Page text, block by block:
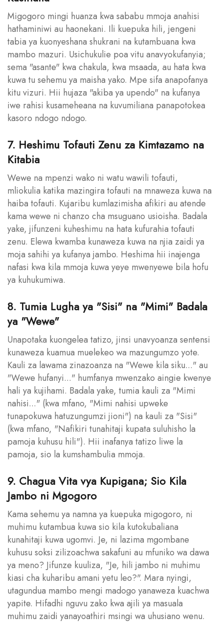
Migogoro mingi huanza kwa sababu mmoja anahisi
hathaminiwi au haonekani. Ili kuepuka hili, jengeni
tabia ya kuonyeshana shukrani na kutambuana kwa
mambo mazuri. Usichukulie poa vitu anavyokufanyia;
sema "asante" kwa chakula, kwa msaada, au hata kwa
kuwa tu sehemu ya maisha yako. Mpe sifa anapofanya
kitu vizuri. Hii hujaza "akiba ya upendo" na kufanya
iwe rahisi kusameheana na kuvumiliana panapotokea
kasoro ndogo ndogo.
7. Heshimu Tofauti Zenu za Kimtazamo na
Kitabia
Wewe na mpenzi wako ni watu wawili tofauti,
mliokulia katika mazingira tofauti na mnaweza kuwa na
haiba tofauti. Kujaribu kumlazimisha afikiri au atende
kama wewe ni chanzo cha msuguano usioisha. Badala
yake, jifunzeni kuheshimu na hata kufurahia tofauti
zenu. Elewa kwamba kunaweza kuwa na njia zaidi ya
moja sahihi ya kufanya jambo. Heshima hii inajenga
nafasi kwa kila mmoja kuwa yeye mwenyewe bila hofu
ya kuhukumiwa.
8. Tumia Lugha ya "Sisi" na "Mimi" Badala
ya "Wewe"
Unapotaka kuongelea tatizo, jinsi unavyoanza sentensi
kunaweza kuamua muelekeo wa mazungumzo yote.
Kauli za lawama zinazoanza na "Wewe kila siku..." au
"Wewe hufanyi..." humfanya mwenzako aingie kwenye
hali ya kujihami. Badala yake, tumia kauli za "Mimi
nahisi..." (kwa mfano, "Mimi nahisi upweke
tunapokuwa hatuzungumzi jioni") na kauli za "Sisi"
(kwa mfano, "Nafikiri tunahitaji kupata suluhisho la
pamoja kuhusu hili"). Hii inafanya tatizo liwe la
pamoja, sio la kumshambulia mmoja.
9. Chagua Vita vya Kupigana; Sio Kila
Jambo ni Mgogoro
Kama sehemu ya namna ya kuepuka migogoro, ni
muhimu kutambua kuwa sio kila kutokubaliana
kunahitaji kuwa ugomvi. Je, ni lazima mgombane
kuhusu soksi zilizoachwa sakafuni au mfuniko wa dawa
ya meno? Jifunze kuuliza, "Je, hili jambo ni muhimu
kiasi cha kuharibu amani yetu leo?". Mara nyingi,
utagundua mambo mengi madogo yanaweza kuachwa
yapite. Hifadhi nguvu zako kwa ajili ya masuala
muhimu zaidi yanayoathiri msingi wa uhusiano wenu.